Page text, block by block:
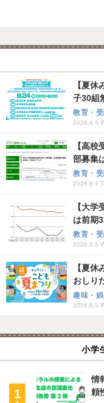
【夏
子30組
教育・
2026.8.5
【高
部募集
教育・
2026.8.4
【大
は前期
教育・
2026.8.5
【夏
おしり
趣味・
2026.8.5
小学
情
頼